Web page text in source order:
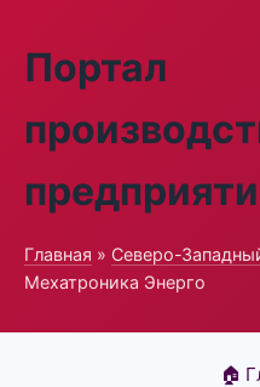
Портал
Главная » Северо-
Мехатроника Энерго
🏠